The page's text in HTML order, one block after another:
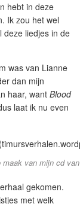
hebt in deze
Ik zou het wel
deze liedjes in de
was van Lianne
dan mijn
haar, want Blood
laat ik nu even
van mijn cd
gekomen.
met welk